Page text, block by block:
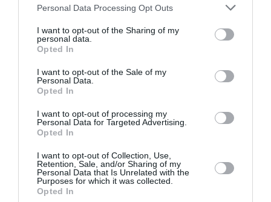
Personal Data Processing Opt Outs
I want to opt-out of the Sharing of my
personal data.
Opted In
I want to opt-out of the Sale of my
Personal Data.
Opted In
I want to opt-out of processing my
Personal Data for Targeted Advertising.
Opted In
I want to opt-out of Collection, Use,
Retention, Sale, and/or Sharing of my
Personal Data that Is Unrelated with the
Purposes for which it was collected.
Opted In
Jeana commenté :
13 juin 2026 - 22 h 00
min
plus économe en carburant et toutes les
compagnies aériennes en veulent. Y compris celles
qui exploitent des A320 et 321. Et ce, en
d’Airbus et sa “fleet commonality” pour le type
rating des pilotes.
à peine à Airbus à cause de problèmes de chaine
logistique pas forcément bien organisée ni
rationalisée sous l’époque Bombardier. Et si cela ne
suffisait pas, les problèmes persistants avec les